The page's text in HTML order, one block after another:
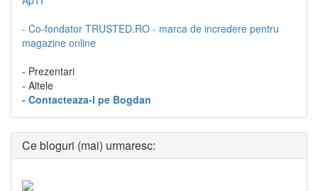
- Co-fondator TRUSTED.RO - marca de incredere pentru
magazine online
- Prezentari
- Altele
- Contacteaza-l pe Bogdan
Ce bloguri (mai) urmaresc: